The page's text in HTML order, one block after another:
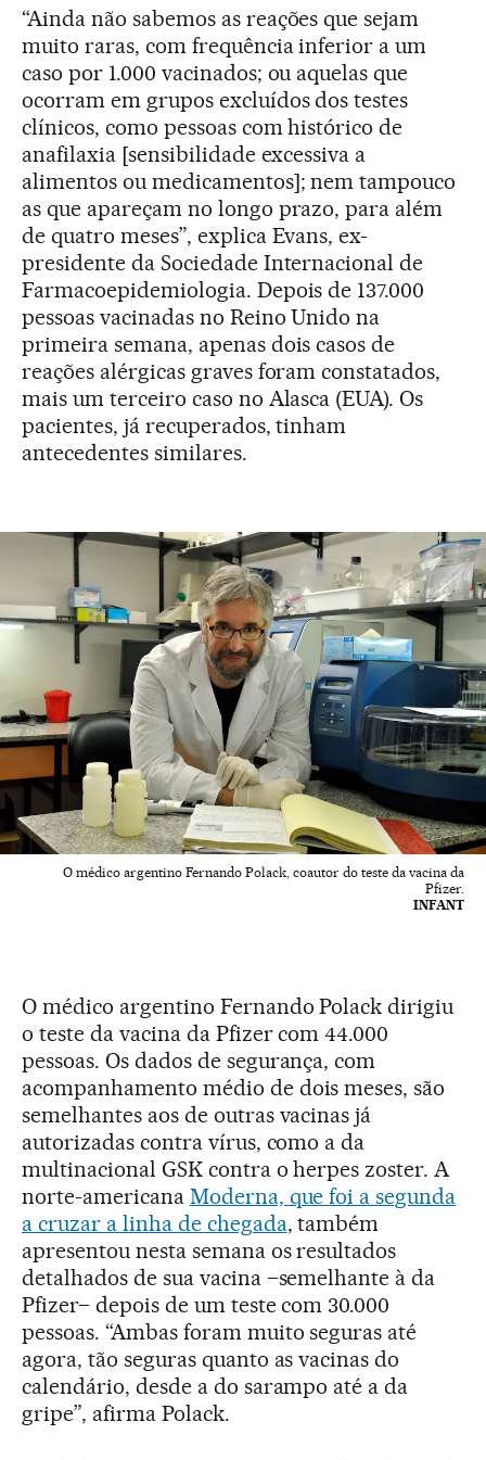
“Ainda não sabemos as reações que sejam
muito raras, com frequência inferior a um
caso por 1.000 vacinados; ou aquelas que
ocorram em grupos excluídos dos testes
clínicos, como pessoas com histórico de
anafilaxia [sensibilidade excessiva a
alimentos ou medicamentos]; nem tampouco
as que apareçam no longo prazo, para além
de quatro meses”, explica Evans, ex-
presidente da Sociedade Internacional de
Farmacoepidemiologia. Depois de 137.000
pessoas vacinadas no Reino Unido na
primeira semana, apenas dois casos de
reações alérgicas graves foram constatados,
mais um terceiro caso no Alasca (EUA). Os
pacientes, já recuperados, tinham
antecedentes similares.
O médico argentino Fernando Polack, coautor do teste da vacina da
Pfizer.
INFANT
O médico argentino Fernando Polack dirigiu
o teste da vacina da Pfizer com 44.000
pessoas. Os dados de segurança, com
acompanhamento médio de dois meses, são
semelhantes aos de outras vacinas já
autorizadas contra vírus, como a da
multinacional GSK contra o herpes zoster. A
norte-americana Moderna, que foi a segunda
a cruzar a linha de chegada, também
apresentou nesta semana os resultados
detalhados de sua vacina –semelhante à da
Pfizer– depois de um teste com 30.000
pessoas. “Ambas foram muito seguras até
agora, tão seguras quanto as vacinas do
calendário, desde a do sarampo até a da
gripe”, afirma Polack.